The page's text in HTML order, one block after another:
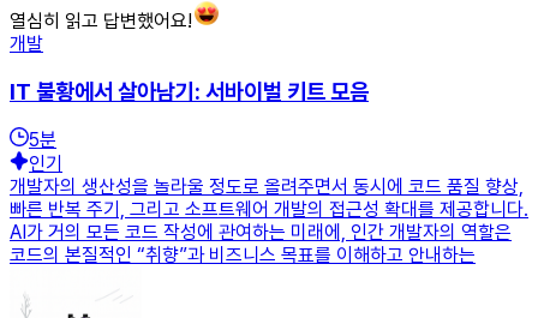
열심히 읽고 답변했어요!
개발
IT 불황에서 살아남기: 서바이벌 키트 모음
5분
인기
개발자의 생산성을 놀라울 정도로 올려주면서 동시에 코드 품질 향상,
빠른 반복 주기, 그리고 소프트웨어 개발의 접근성 확대를 제공합니다.
AI가 거의 모든 코드 작성에 관여하는 미래에, 인간 개발자의 역할은
코드의 본질적인 “취향”과 비즈니스 목표를 이해하고 안내하는